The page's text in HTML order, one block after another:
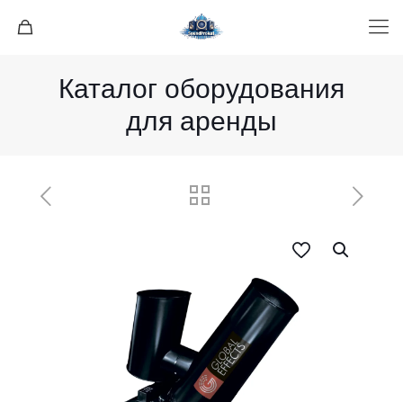
Каталог оборудования
для аренды